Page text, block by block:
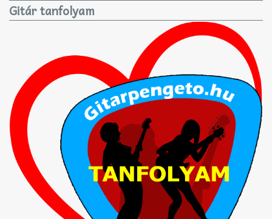
Gitár tanfolyam